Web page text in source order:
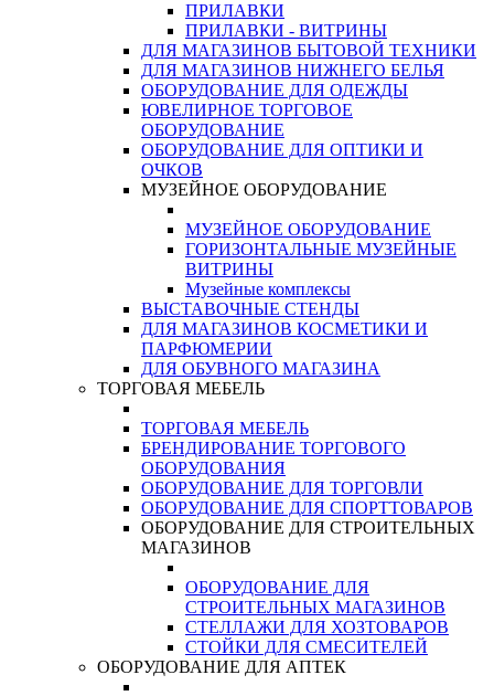
ПРИЛАВКИ
ПРИЛАВКИ - ВИТРИНЫ
ДЛЯ МАГАЗИНОВ БЫТОВОЙ ТЕХНИКИ
ДЛЯ МАГАЗИНОВ НИЖНЕГО БЕЛЬЯ
ОБОРУДОВАНИЕ ДЛЯ ОДЕЖДЫ
ЮВЕЛИРНОЕ ТОРГОВОЕ
ОБОРУДОВАНИЕ
ОБОРУДОВАНИЕ ДЛЯ ОПТИКИ И
ОЧКОВ
МУЗЕЙНОЕ ОБОРУДОВАНИЕ
МУЗЕЙНОЕ ОБОРУДОВАНИЕ
ГОРИЗОНТАЛЬНЫЕ МУЗЕЙНЫЕ
ВИТРИНЫ
Музейные комплексы
ВЫСТАВОЧНЫЕ СТЕНДЫ
ДЛЯ МАГАЗИНОВ КОСМЕТИКИ И
ПАРФЮМЕРИИ
ДЛЯ ОБУВНОГО МАГАЗИНА
ТОРГОВАЯ МЕБЕЛЬ
ТОРГОВАЯ МЕБЕЛЬ
БРЕНДИРОВАНИЕ ТОРГОВОГО
ОБОРУДОВАНИЯ
ОБОРУДОВАНИЕ ДЛЯ ТОРГОВЛИ
ОБОРУДОВАНИЕ ДЛЯ СПОРТТОВАРОВ
ОБОРУДОВАНИЕ ДЛЯ СТРОИТЕЛЬНЫХ
МАГАЗИНОВ
ОБОРУДОВАНИЕ ДЛЯ
СТРОИТЕЛЬНЫХ МАГАЗИНОВ
СТЕЛЛАЖИ ДЛЯ ХОЗТОВАРОВ
СТОЙКИ ДЛЯ СМЕСИТЕЛЕЙ
ОБОРУДОВАНИЕ ДЛЯ АПТЕК